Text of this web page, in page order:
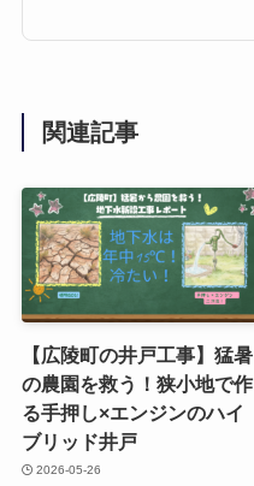
関連記事
【広陵町の井戸工事】猛暑
の農園を救う！狭小地で作
る手押し×エンジンのハイ
ブリッド井戸
2026-05-26